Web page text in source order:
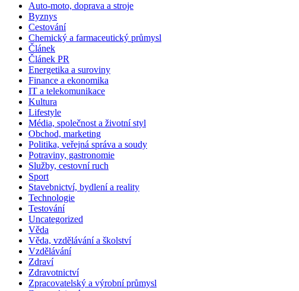
Auto-moto, doprava a stroje
Byznys
Cestování
Chemický a farmaceutický průmysl
Článek
Článek PR
Energetika a suroviny
Finance a ekonomika
IT a telekomunikace
Kultura
Lifestyle
Média, společnost a životní styl
Obchod, marketing
Politika, veřejná správa a soudy
Potraviny, gastronomie
Služby, cestovní ruch
Sport
Stavebnictví, bydlení a reality
Technologie
Testování
Uncategorized
Věda
Věda, vzdělávání a školství
Vzdělávání
Zdraví
Zdravotnictví
Zpracovatelský a výrobní průmysl